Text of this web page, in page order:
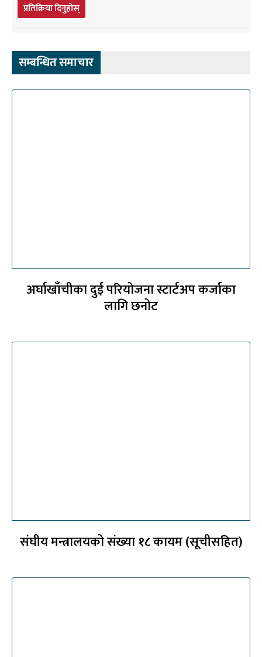
प्रतिक्रिया दिनुहोस्
सम्बन्धित समाचार
अर्घाखाँचीका दुई परियोजना स्टार्टअप कर्जाका
लागि छनोट
संघीय मन्त्रालयको संख्या १८ कायम (सूचीसहित)